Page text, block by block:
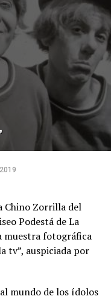
Chino Zorrilla del
Podestá de La
muestra fotográfica
tv”, auspiciada por
mundo de los ídolos